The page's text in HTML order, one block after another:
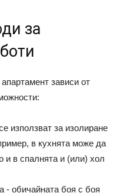
за
зависи от
използват за изолиране
в кухнята може да
и в спалнята и (или) хол
- обичайната боя с боя